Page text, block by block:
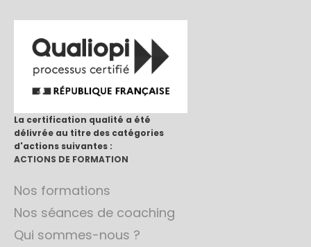
La certification qualité a été
délivrée au titre des catégories
d'actions suivantes :
ACTIONS DE FORMATION
Nos formations
Nos séances de coaching
Qui sommes-nous ?